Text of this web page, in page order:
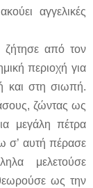
αγγελικές
από τον
περιοχή για
και στη σιωπή.
ζώντας ως
μεγάλη πέτρα
σ’ αυτή πέρασε
μελετούσε
ως την